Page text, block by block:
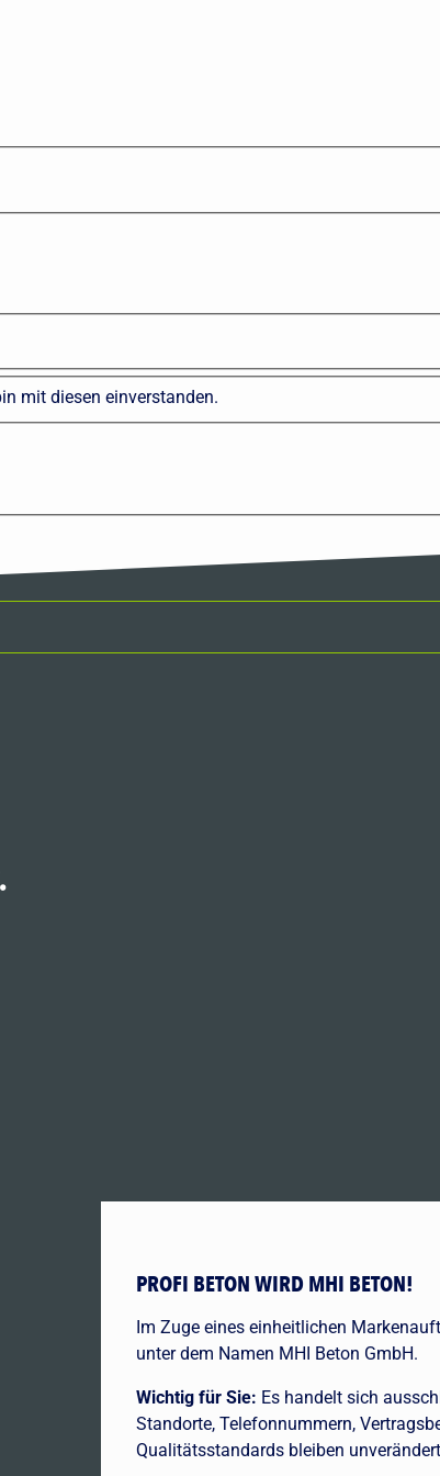
mit diesen einverstanden.
PROFI BETON WIRD MHI BETON!
Im Zuge eines einheitlichen
unter dem Namen MHI Beton GmbH.
Wichtig für Sie: Es handelt sich
Standorte, Telefonnummern,
Qualitätsstandards bleiben